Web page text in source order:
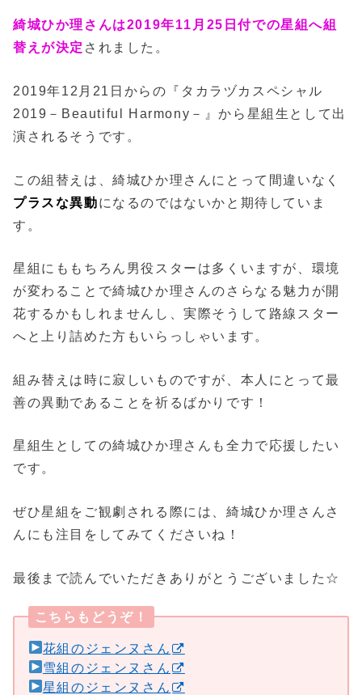
綺城ひか理さんは2019年11月25日付での星組へ組
替えが決定 されました。
2019年12月21日からの『タカラヅカスペシャル
2019－Beautiful Harmony－』から星組生として出
演されるそうです。
この組替えは、綺城ひか理さんにとって間違いなく
プラスな異動になるのではないかと期待していま
す。
星組にももちろん男役スターは多くいますが、環境
が変わることで綺城ひか理さんのさらなる魅力が開
花するかもしれませんし、実際そうして路線スター
へと上り詰めた方もいらっしゃいます。
組み替えは時に寂しいものですが、本人にとって最
善の異動であることを祈るばかりです！
星組生としての綺城ひか理さんも全力で応援したい
です。
ぜひ星組をご観劇される際には、綺城ひか理さんさ
んにも注目をしてみてくださいね！
最後まで読んでいただきありがとうございました☆
こちらもどうぞ！
花組のジェンヌさん
雪組のジェンヌさん
星組のジェンヌさん